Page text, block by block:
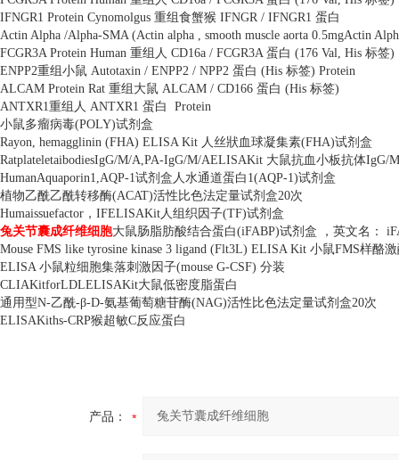
IFNGR1 Protein Cynomolgus 重组食蟹猴 IFNGR / IFNGR1 蛋白
Actin Alpha /Alpha-SMA (Actin alpha , smooth muscle aorta 0.5mgActin
FCGR3A Protein Human 重组人 CD16a / FCGR3A 蛋白 (176 Val, His 标签)
ENPP2重组小鼠 Autotaxin / ENPP2 / NPP2 蛋白 (His 标签) Protein
ALCAM Protein Rat 重组大鼠 ALCAM / CD166 蛋白 (His 标签)
ANTXR1重组人 ANTXR1 蛋白
Protein
小鼠多瘤病毒(POLY)试剂盒
Rayon, hemagglinin (FHA) ELISA Kit 人丝狀血球凝集素(FHA)试剂盒
RatplateletaibodiesIgG/M/A,PA-IgG/M/AELISAKit 大鼠抗血小板抗体IgG/
HumanAquaporin1,AQP-1试剂盒人水通道蛋白 1(AQP-1)试剂盒
植物乙酰乙酰转移酶(ACAT)活性比色法定量试剂盒20次
Humaissuefactor ， IFELISAKit人组织因子(TF)试剂盒
兔关节囊成纤维细胞大鼠肠脂肪酸结合蛋白(iFABP)试剂盒 ，英文名：
Mouse FMS like tyrosine kinase 3 ligand (Flt3L) ELISA Kit 小鼠FMS样酪
ELISA 小鼠粒细胞集落刺激因子(mouse G-CSF) 分装
CLIAKitforLDLELISAKit大鼠低密度脂蛋白
通用型N-乙酰-β-D-氨基葡萄糖苷酶(NAG)活性比色法定量试剂盒20次
ELISAKiths-CRP猴超敏C反应蛋白
产品：